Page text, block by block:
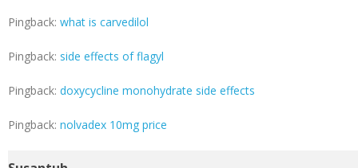
Pingback: what is carvedilol
Pingback: side effects of flagyl
Pingback: doxycycline monohydrate side effects
Pingback: nolvadex 10mg price